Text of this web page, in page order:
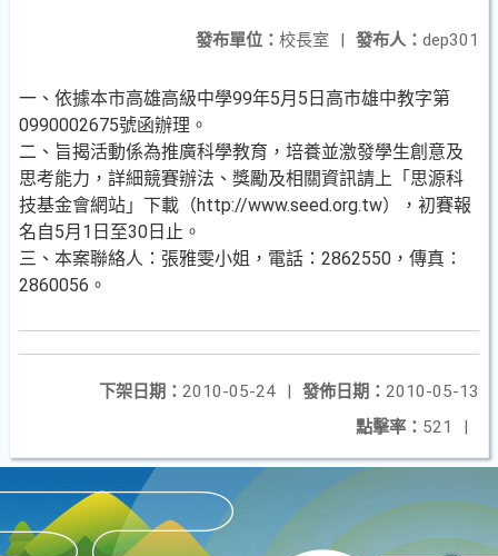
發布人： dep301
發布單位： 校長室 |
一、依據本市高雄高級中學99年5月5日高市雄中教字第
0990002675號函辦理。
二、旨揭活動係為推廣科學教育，培養並激發學生創意及
思考能力，詳細競賽辦法、獎勵及相關資訊請上「思源科
技基金會網站」下載（http://www.seed.org.tw），初賽報
名自5月1日至30日止。
三、本案聯絡人：張雅雯小姐，電話：2862550，傳真：
2860056。
發佈日期： 2010-05-13
下架日期： 2010-05-24
|
點擊率： 521 |